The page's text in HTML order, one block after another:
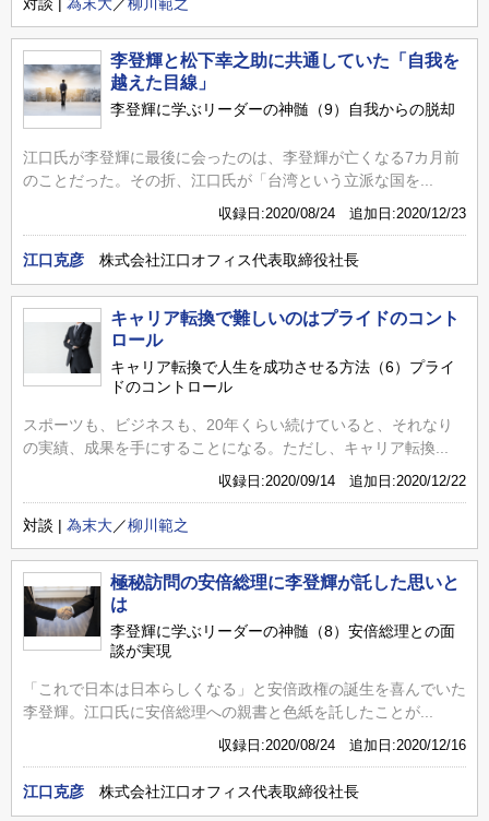
李登輝と松下幸之助に共通していた「自我を
越えた目線」
李登輝に学ぶリーダーの神髄（9）自我からの脱却
江口氏が李登輝に最後に会ったのは、李登輝が亡くなる7カ月前
のことだった。その折、江口氏が「台湾という立派な国を...
収録日:2020/08/24 追加日:2020/12/23
江口克彦 株式会社江口オフィス代表取締役社長
キャリア転換で難しいのはプライドのコント
ロール
キャリア転換で人生を成功させる方法（6）プライ
ドのコントロール
スポーツも、ビジネスも、20年くらい続けていると、それなり
の実績、成果を手にすることになる。ただし、キャリア転換...
収録日:2020/09/14 追加日:2020/12/22
対談 | 為末大／柳川範之
極秘訪問の安倍総理に李登輝が託した思いと
は
李登輝に学ぶリーダーの神髄（8）安倍総理との面
談が実現
「これで日本は日本らしくなる」と安倍政権の誕生を喜んでいた
李登輝。江口氏に安倍総理への親書と色紙を託したことが...
収録日:2020/08/24 追加日:2020/12/16
江口克彦 株式会社江口オフィス代表取締役社長